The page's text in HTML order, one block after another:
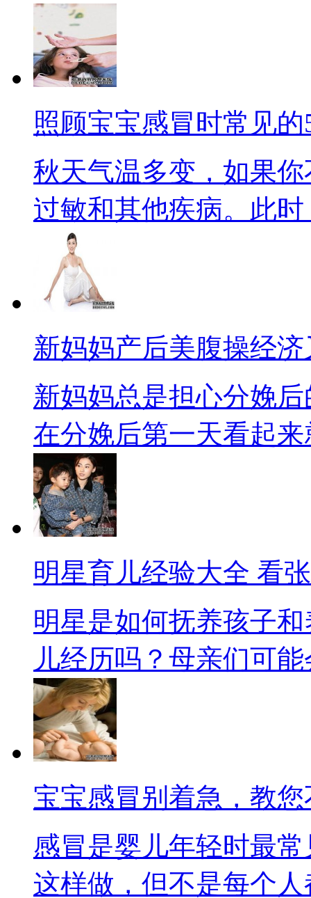
照顾宝宝感冒时常见
秋天气温多变，如果
过敏和其他疾病。此时
新妈妈产后美腹操经
新妈妈总是担心分娩
在分娩后第一天看起来
明星育儿经验大全 看
明星是如何抚养孩子
儿经历吗？母亲们可
宝宝感冒别着急，教
感冒是婴儿年轻时最
这样做，但不是每个人